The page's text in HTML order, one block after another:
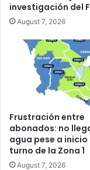
investigación del
August 7, 2026
Frustración entre
abonados: no
agua pese a inicio
turno de la Zona 1
August 7, 2026